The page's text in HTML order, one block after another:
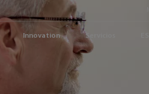
Innovation Servicios